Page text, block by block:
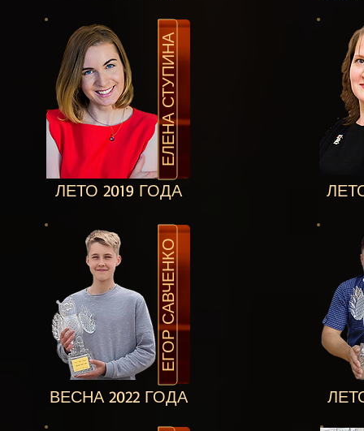
ЕЛЕНА СТУПИНА
ЛЕТО 2019 ГОДА
ЕГОР САВЧЕНКО
ВЕСНА 2022 ГОДА